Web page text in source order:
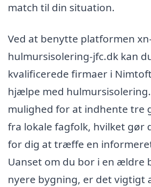
match til din situation.
Ved at benytte platformen
hulmursisolering-jfc.dk kan
kvalificerede firmaer i
hjælpe med
mulighed for at indhente tre
fra lokale fagfolk, hvilket gør
for dig at træffe en
Uanset om du bor i en ældre
nyere bygning, er det vigtigt